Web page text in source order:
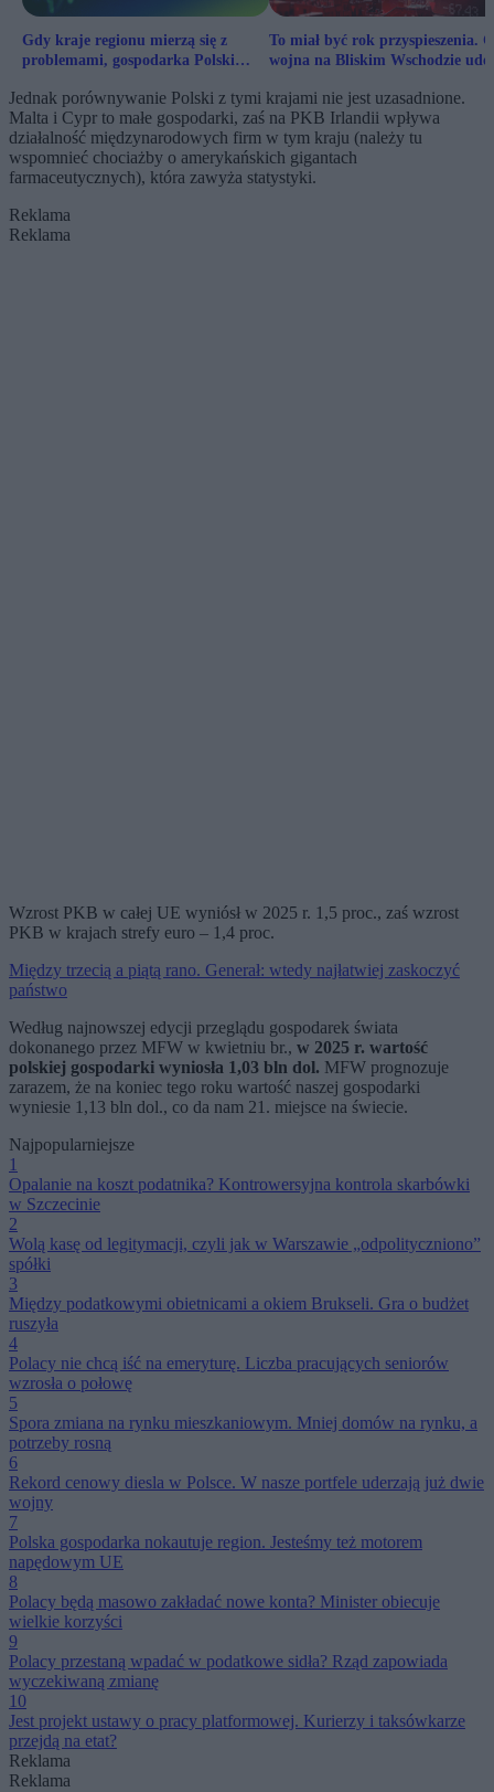
Gdy kraje regionu mierzą się z
problemami, gospodarka Polski
To miał być rok przyspieszenia.
wojna na Bliskim Wschodzie
Jednak porównywanie Polski z tymi krajami nie jest uzasadnione.
Malta i Cypr to małe gospodarki, zaś na PKB Irlandii wpływa
działalność międzynarodowych firm w tym kraju (należy tu
wspomnieć chociażby o amerykańskich gigantach
farmaceutycznych), która zawyża statystyki.
Reklama
Reklama
Wzrost PKB w całej UE wyniósł w 2025 r. 1,5 proc., zaś wzrost
PKB w krajach strefy euro – 1,4 proc.
Między trzecią a piątą rano. Generał: wtedy najłatwiej zaskoczyć
państwo
Według najnowszej edycji przeglądu gospodarek świata
dokonanego przez MFW w kwietniu br., w 2025 r. wartość
polskiej gospodarki wyniosła 1,03 bln dol. MFW prognozuje
zarazem, że na koniec tego roku wartość naszej gospodarki
wyniesie 1,13 bln dol., co da nam 21. miejsce na świecie.
Najpopularniejsze
1
Opalanie na koszt podatnika? Kontrowersyjna kontrola skarbówki
w Szczecinie
2
Wolą kasę od legitymacji, czyli jak w Warszawie „odpolityczniono”
spółki
3
Między podatkowymi obietnicami a okiem Brukseli. Gra o budżet
ruszyła
4
Polacy nie chcą iść na emeryturę. Liczba pracujących seniorów
wzrosła o połowę
5
Spora zmiana na rynku mieszkaniowym. Mniej domów na rynku, a
potrzeby rosną
6
Rekord cenowy diesla w Polsce. W nasze portfele uderzają już dwie
wojny
7
Polska gospodarka nokautuje region. Jesteśmy też motorem
napędowym UE
8
Polacy będą masowo zakładać nowe konta? Minister obiecuje
wielkie korzyści
9
Polacy przestaną wpadać w podatkowe sidła? Rząd zapowiada
wyczekiwaną zmianę
10
Jest projekt ustawy o pracy platformowej. Kurierzy i taksówkarze
przejdą na etat?
Reklama
Reklama